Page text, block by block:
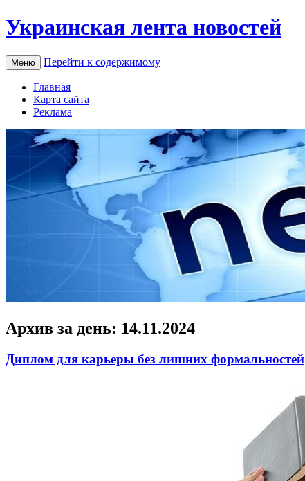
Украинская лента новостей
Меню Перейти к содержимому
Главная
Карта сайта
Реклама
Архив за день: 14.11.2024
Диплом для карьеры без лишних формальностей